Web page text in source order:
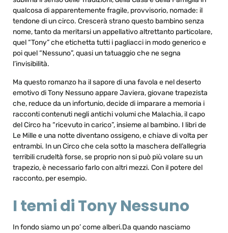
qualcosa di apparentemente fragile, provvisorio, nomade: il
tendone di un circo. Crescerà strano questo bambino senza
nome, tanto da meritarsi un appellativo altrettanto particolare,
quel “Tony” che etichetta tutti i pagliacci in modo generico e
poi quel “Nessuno”, quasi un tatuaggio che ne segna
l’invisibilità.
Ma questo romanzo ha il sapore di una favola e nel deserto
emotivo di Tony Nessuno appare Javiera, giovane trapezista
che, reduce da un infortunio, decide di imparare a memoria i
racconti contenuti negli antichi volumi che Malachia, il capo
del Circo ha “ricevuto in carico”, insieme al bambino. I libri de
Le Mille e una notte diventano ossigeno, e chiave di volta per
entrambi. In un Circo che cela sotto la maschera dell’allegria
terribili crudeltà forse, se proprio non si può più volare su un
trapezio, è necessario farlo con altri mezzi. Con il potere del
racconto, per esempio.
I temi di Tony Nessuno
In fondo siamo un po’ come alberi.Da quando nasciamo